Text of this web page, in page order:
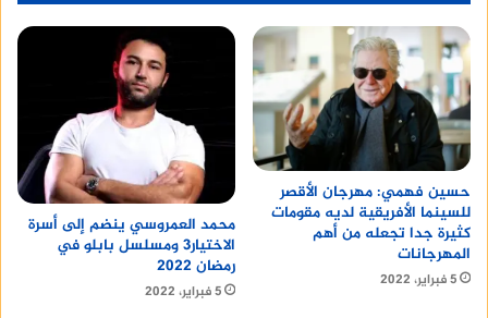
حسين فهمي: مهرجان الأقصر
للسينما الأفريقية لديه مقومات
كثيرة جدا تجعله من أهم
المهرجانات
5 فبراير، 2022
محمد العمروسي ينضم إلى أسرة
الاختيار3 ومسلسل بابلو في
رمضان 2022
5 فبراير، 2022